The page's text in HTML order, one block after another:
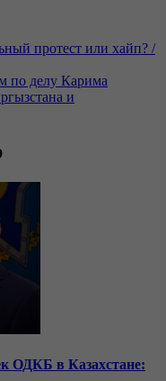
протест или хайп? /
делу Карима
и
ОДКБ в Казахстане: